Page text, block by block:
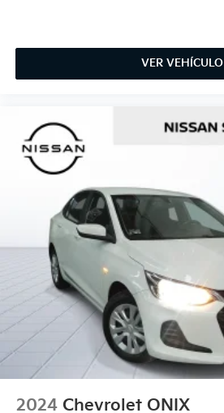
VER VEHÍCULO
2024 Chevrolet ONIX